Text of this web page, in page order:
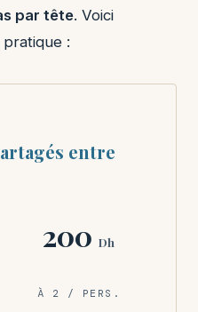
par tête. Voici
:
entre
200 Dh
À 2 / PERS.